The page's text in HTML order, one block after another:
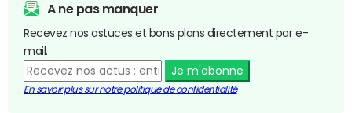
A ne pas manquer
Recevez nos astuces et bons plans directement par e-
mail.
Je m'abonne
En savoir plus sur notre politique de confidentialité